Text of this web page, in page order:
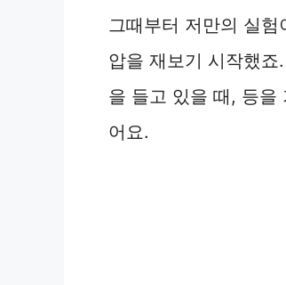
그때부터 저만의 실
압을 재보기 시작했
을 들고 있을 때, 등
어요.